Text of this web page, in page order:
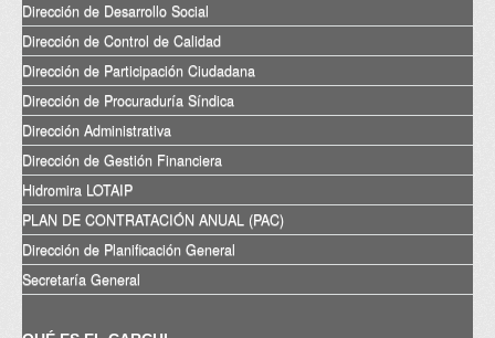
Dirección de Desarrollo Social
Dirección de Control de Calidad
Dirección de Participación Ciudadana
Dirección de Procuraduría Síndica
Dirección Administrativa
Dirección de Gestión Financiera
Hidromira LOTAIP
PLAN DE CONTRATACIÓN ANUAL (PAC)
Dirección de Planificación General
Secretaría General